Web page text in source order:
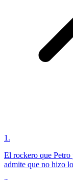
1 .
El rockero que Petro
admite que no hizo